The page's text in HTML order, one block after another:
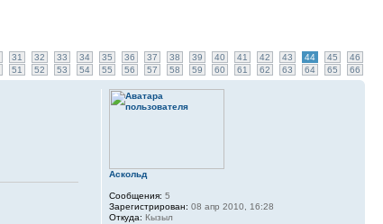
31 32 33 34 35 36 37 38 39 40 41 42 43 44 45
46
51 52 53 54 55 56 57 58 59 60 61 62 63 64 65 66
Аскольд
Сообщения: 5
Зарегистрирован: 08 апр 2010, 16:28
Откуда: Кызыл